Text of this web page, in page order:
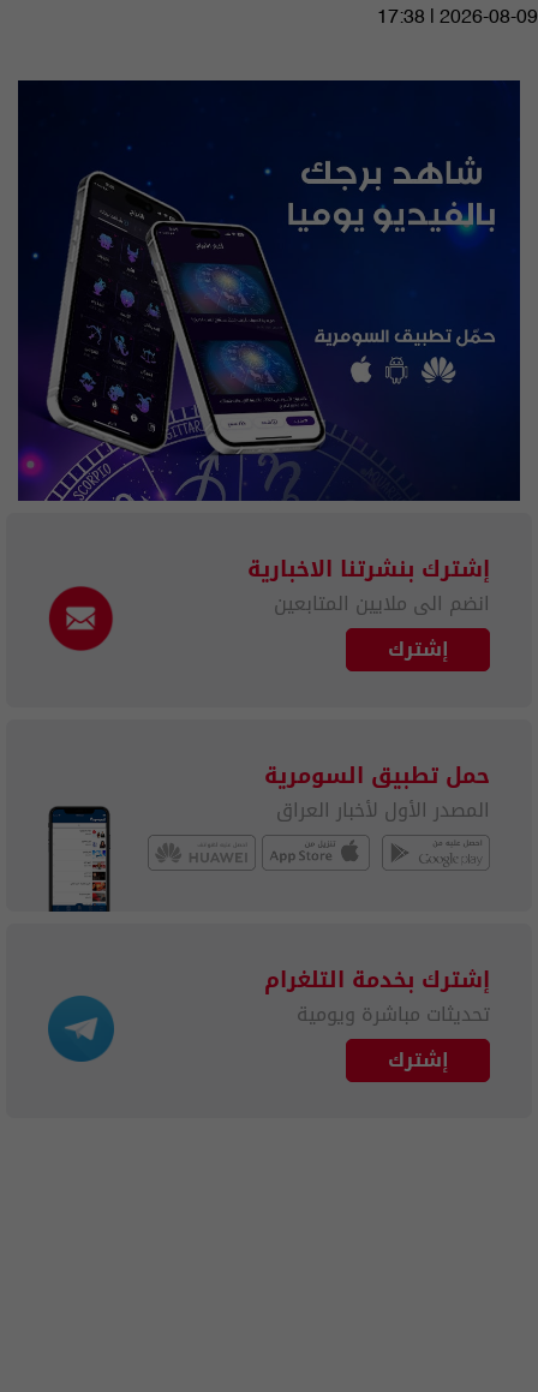
17:38 | 2026-08-09
إشترك بنشرتنا الاخبارية
انضم الى ملايين المتابعين
إشترك
حمل تطبيق السومرية
المصدر الأول لأخبار العراق
إشترك بخدمة التلغرام
تحديثات مباشرة ويومية
إشترك